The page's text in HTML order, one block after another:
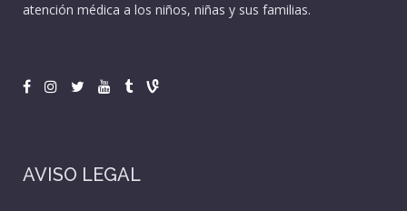
atención médica a los niños, niñas y sus familias.
AVISO LEGAL